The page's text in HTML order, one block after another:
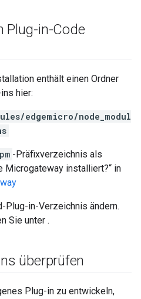
Plug-in-Code
enthält einen Ordner
hier:
edgemicro/node_modul
-Präfixverzeichnis als
Microgateway installiert?“ in
Plug-in-Verzeichnis ändern.
Sie unter .
überprüfen
Plug-in zu entwickeln,